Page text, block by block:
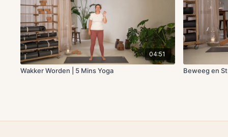
04:51
Wakker Worden | 5 Mins Yoga Beweeg en